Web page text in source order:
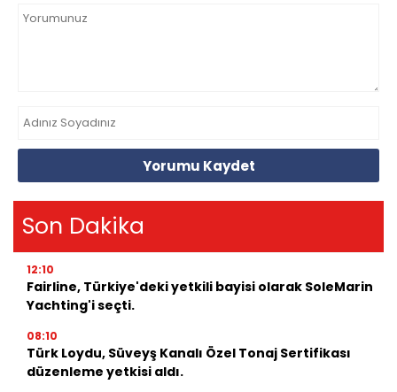
Yorumu Kaydet
Son Dakika
12:10
Fairline, Türkiye'deki yetkili bayisi olarak SoleMarin
Yachting'i seçti.
08:10
Türk Loydu, Süveyş Kanalı Özel Tonaj Sertifikası
düzenleme yetkisi aldı.